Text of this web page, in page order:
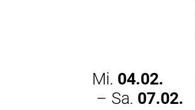
Mi. 04.02.
– Sa. 07.02.